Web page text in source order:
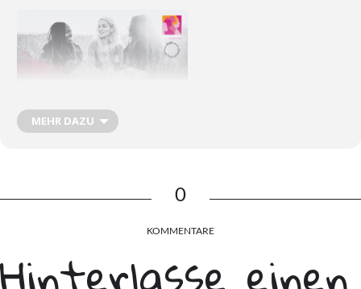
Das erwartet dich:
Die Frauenberatungsstelle Krefeld e.V. und die Freischwimmer e.V.
MEHR DAZU
0
KOMMENTARE